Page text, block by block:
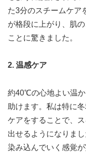
た3分のスチームケア
が格段に上がり、肌
ことに驚きました。
2. 温感ケア
約40℃の心地よい温
助けます。私は特に
ケアをすることで、
出せるようになりま
染み込んでいく感覚が